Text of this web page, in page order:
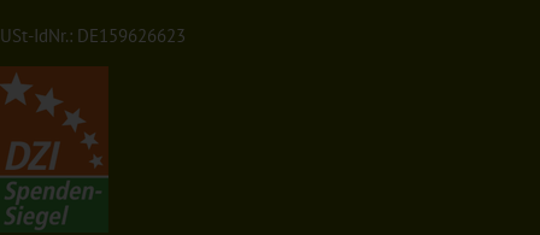
USt-IdNr.: DE159626623